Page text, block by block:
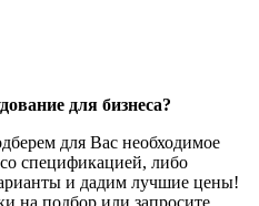
для бизнеса?
для Вас необходимое
спецификацией, либо
и дадим лучшие цены!